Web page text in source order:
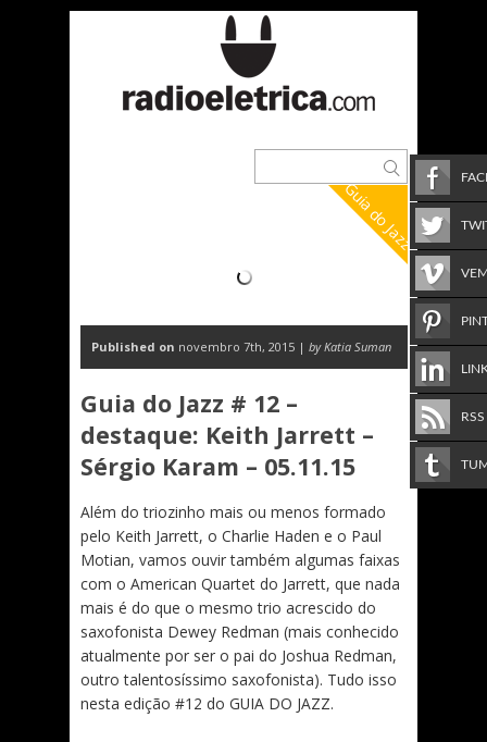
Guia do Jazz
Published on novembro 7th, 2015 | by Katia Suman
Guia do Jazz # 12 –
destaque: Keith Jarrett –
Sérgio Karam – 05.11.15
Além do triozinho mais ou menos formado
pelo Keith Jarrett, o Charlie Haden e o Paul
Motian, vamos ouvir também algumas faixas
com o American Quartet do Jarrett, que nada
mais é do que o mesmo trio acrescido do
saxofonista Dewey Redman (mais conhecido
atualmente por ser o pai do Joshua Redman,
outro talentosíssimo saxofonista). Tudo isso
nesta edição #12 do GUIA DO JAZZ.
RSS